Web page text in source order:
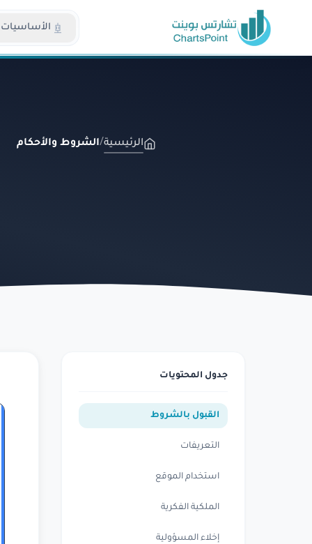
الأساسيات
الرئيسية/الشروط والأحكام
جدول المحتويات
القبول بالشروط
التعريفات
استخدام الموقع
الملكية الفكرية
إخلاء المسؤولية